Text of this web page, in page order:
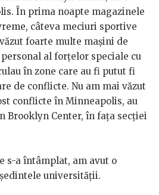
În prima noapte magazinele
câteva meciuri sportive
foarte multe mașini de
al forțelor speciale cu
în zone care au fi putut fi
de conflicte. Nu am mai văzut
conflicte în Minneapolis, au
Brooklyn Center, în fața secției
s-a întâmplat, am avut o
universității.